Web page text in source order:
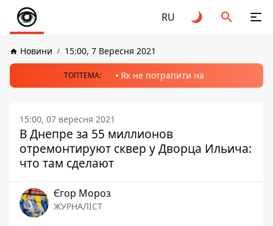
RU
Новини 15:00, 7 Вересня 2021
ТОПТЕМА: Як не потрапити на
15:00, 07 вересня 2021
В Днепре за 55 миллионов
отремонтируют сквер у Дворца Ильича:
что там сделают
Єгор Мороз
ЖУРНАЛІСТ